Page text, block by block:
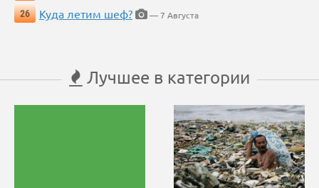
26
Куда летим шеф? — 7 Августа
Лучшее в категории